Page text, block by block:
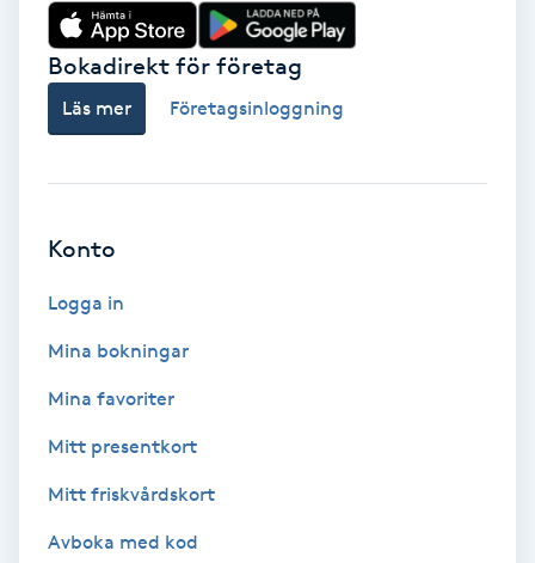
Vårtor
Yogamassage
Zonterapi
Bokadirekt för företag
Läs mer Företagsinloggning
Konto
Logga in
Mina bokningar
Mina favoriter
Mitt presentkort
Mitt friskvårdskort
Avboka med kod